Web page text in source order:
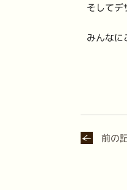
そしてデ
みんなに
前の